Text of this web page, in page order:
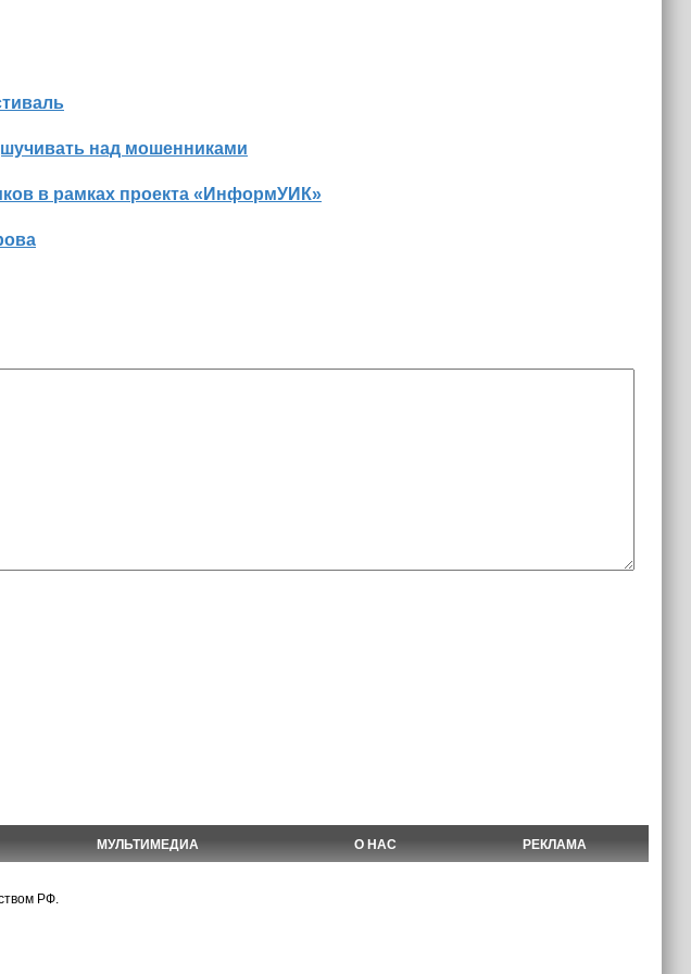
над мошенниками
в рамках проекта «ИнформУИК»
МУЛЬТИМЕДИА О НАС РЕКЛАМА
РФ.